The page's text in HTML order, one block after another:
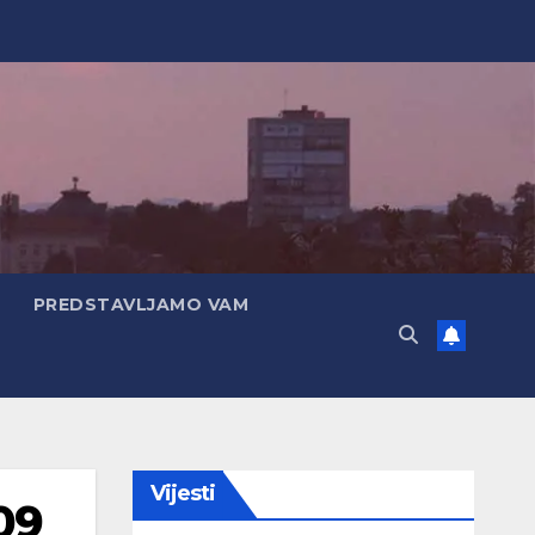
PREDSTAVLJAMO VAM
Vijesti